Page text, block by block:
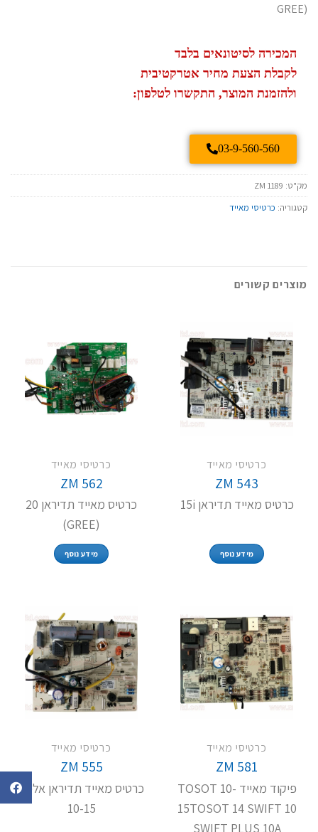
(GREE
המכירה לסיטונאים בלבד
לקבלת הצעת מחיר אטרקטיבית
ולהזמנת המוצר, התקשרו לטלפון:
03-9-560-560
מק"ט: ZM 1189
קטגוריה: כרטיסי מאייד
מוצרים קשורים
כרטיסי מאייד
ZM 543
כרטיס מאייד תדיראן 15i
מידע נוסף
כרטיסי מאייד
ZM 562
כרטיס מאייד תדיראן 20
(GREE)
מידע נוסף
כרטיסי מאייד
ZM 581
פיקוד מאייד TOSOT 10-
15TOSOT 14 SWIFT 10
SWIFT PLUS 10A
כרטיסי מאייד
ZM 555
כרטיס מאייד תדיראן אלפא
10-15